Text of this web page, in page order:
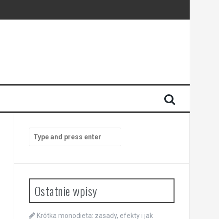
for:
Ostatnie wpisy
Krótka monodieta: zasady, efekty i jak